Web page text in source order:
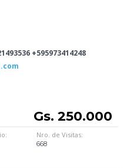
+595973414248
Gs. 250.000
Nro. de Visitas:
668